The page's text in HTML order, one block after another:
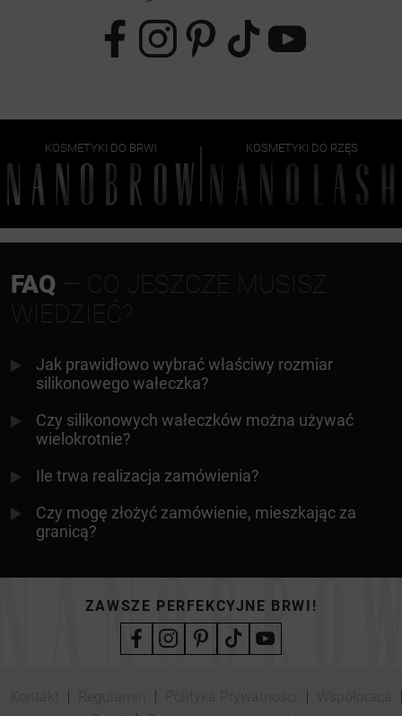
KOSMETYKI DO BRWI KOSMETYKI DO RZĘS
FAQ — CO JESZCZE MUSISZ
WIEDZIEĆ?
Jak prawidłowo wybrać właściwy rozmiar
silikonowego wałeczka?
Czy silikonowych wałeczków można używać
wielokrotnie?
Ile trwa realizacja zamówienia?
Czy mogę złożyć zamówienie, mieszkając za
granicą?
ZAWSZE PERFEKCYJNE BRWI!